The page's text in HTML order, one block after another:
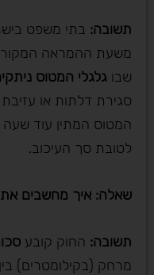
תשובה: בתי משפט
משעת ההמראה
שבו גלגלי המטוס
סגירת דלתות או
המטוס המתין עוד
לטובת סך העיכוב.
שאלה: איך מחשבים את
תשובה: החוק קובע
מרחק (בקילומטרים)